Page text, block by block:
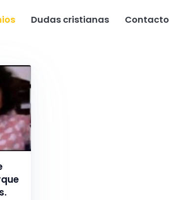
Dudas cristianas Contacto